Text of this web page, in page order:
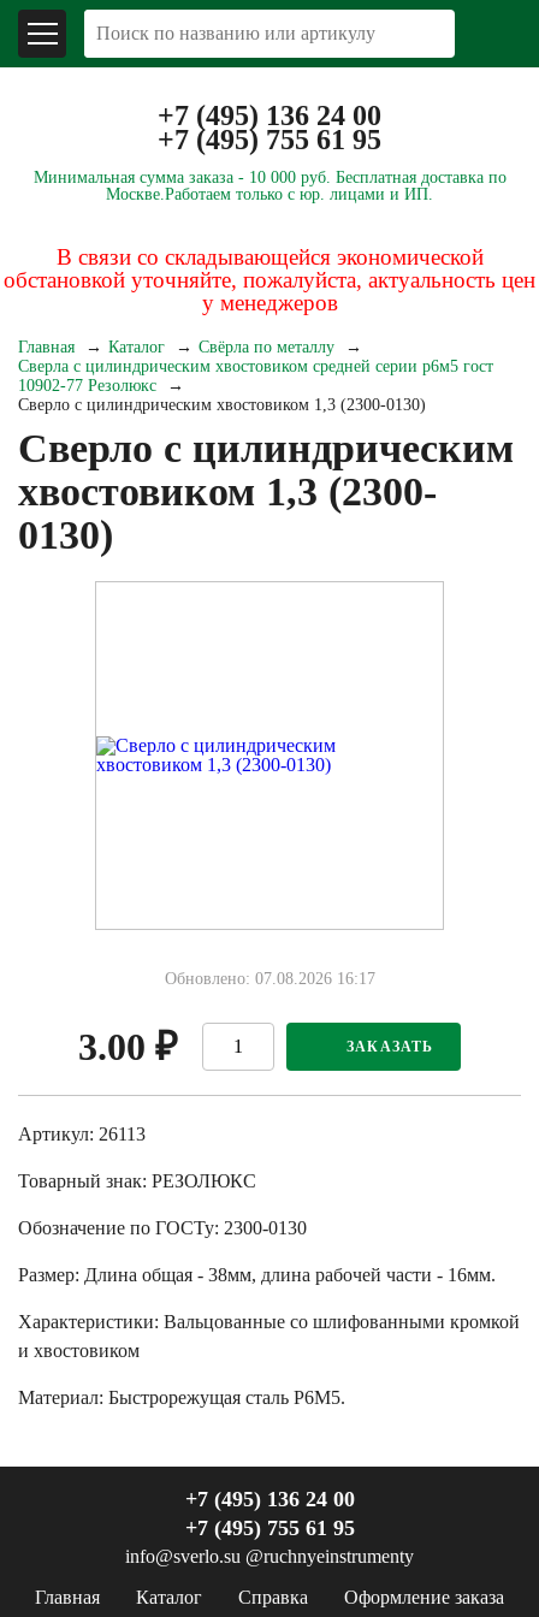
+7 (495) 136 24 00
+7 (495) 755 61 95
Минимальная сумма заказа - 10 000 руб. Бесплатная доставка по
Москве.Работаем только с юр. лицами и ИП.
В связи со складывающейся экономической
обстановкой уточняйте, пожалуйста, актуальность цен
у менеджеров
Главная Каталог
Свёрла по металлу
Сверла с цилиндрическим хвостовиком средней серии р6м5 гост
10902-77 Резолюкс
Сверло с цилиндрическим хвостовиком 1,3 (2300-0130)
Сверло с цилиндрическим
хвостовиком 1,3 (2300-
0130)
Обновлено: 07.08.2026 16:17
3.00 ₽ ЗАКАЗАТЬ
Артикул: 26113
Товарный знак: РЕЗОЛЮКС
Обозначение по ГОСТу: 2300-0130
Размер: Длина общая - 38мм, длина рабочей части - 16мм.
Характеристики: Вальцованные со шлифованными кромкой
и хвостовиком
Материал: Быстрорежущая сталь Р6М5.
Главная Каталог Справка
Оформление заказа
+7 (495) 136 24 00
+7 (495) 755 61 95
info@sverlo.su @ruchnyeinstrumenty